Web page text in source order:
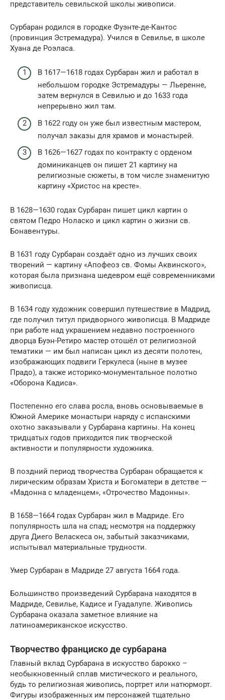
представитель севильской школы живописи.
Сурбаран родился в городке Фуэнте-де-Кантос
(провинция Эстремадура). Учился в Севилье, в школе
Хуана де Роэласа.
В 1617—1618 годах Сурбаран жил и работал в
небольшом городке Эстремадуры — Льеренне,
затем вернулся в Севилью и до 1633 года
непрерывно жил там.
В 1622 году он уже был известным мастером,
получал заказы для храмов и монастырей.
В 1626—1627 годах по контракту с орденом
доминиканцев он пишет 21 картину на
религиозные сюжеты, в том числе знаменитую
картину «Христос на кресте».
В 1628—1630 годах Сурбаран пишет цикл картин о
святом Педро Ноласко и цикл картин о жизни св.
Бонавентуры.
В 1631 году Сурбаран создаёт одно из лучших своих
творений — картину «Апофеоз св. Фомы Аквинского»,
которая была признана шедевром ещё современниками
живописца.
В 1634 году художник совершил путешествие в Мадрид,
где получил титул придворного живописца. В Мадриде
при работе над украшением недавно построенного
дворца Буэн-Ретиро мастер отошёл от религиозной
тематики — им был написан цикл из десяти полотен,
изображающих подвиги Геркулеса (ныне в музее
Прадо), а также историко-монументальное полотно
«Оборона Кадиса».
Постепенно его слава росла, вновь основываемые в
Южной Америке монастыри наряду с испанскими
охотно заказывали у Сурбарана картины. На конец
тридцатых годов приходится пик творческой
активности и популярности художника.
В поздний период творчества Сурбаран обращается к
лирическим образам Христа и Богоматери в детстве —
«Мадонна с младенцем», «Отрочество Мадонны».
В 1658—1664 годах Сурбаран жил в Мадриде. Его
популярность шла на спад; несмотря на поддержку
друга Диего Веласкеса он, забытый заказчиками,
испытывал материальные трудности.
Умер Сурбаран в Мадриде 27 августа 1664 года.
Большинство произведений Сурбарана находятся в
Мадриде, Севилье, Кадисе и Гуадалупе. Живопись
Сурбарана оказала заметное влияние на
латиноамериканское искусство.
Творчество франциско де сурбарана
Главный вклад Сурбарана в искусство барокко –
необыкновенный сплав мистического и реального,
будь то религиозная живопись, портрет или натюрморт.
Фигуры изображенных им персонажей тщательно